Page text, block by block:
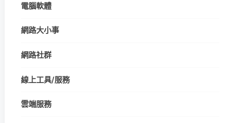
電腦軟體
網路大小事
網路社群
線上工具/服務
雲端服務